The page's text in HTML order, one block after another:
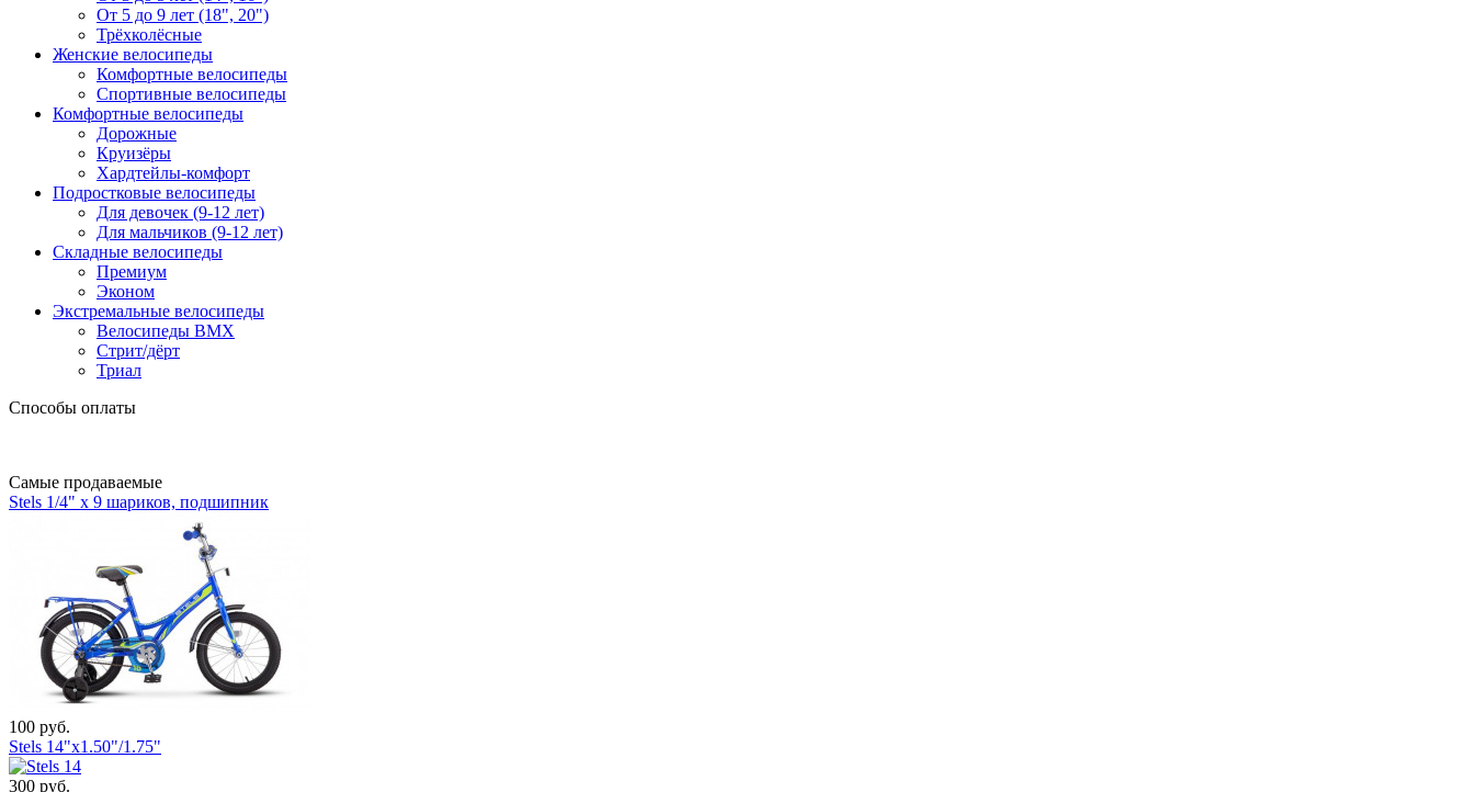
От 5 до 9 лет (18", 20")
Трёхколёсные
Женские велосипеды
Комфортные велосипеды
Спортивные велосипеды
Комфортные велосипеды
Дорожные
Круизёры
Хардтейлы-комфорт
Подростковые велосипеды
Для девочек (9-12 лет)
Для мальчиков (9-12 лет)
Складные велосипеды
Премиум
Эконом
Экстремальные велосипеды
Велосипеды BMX
Стрит/дёрт
Триал
Способы оплаты
Самые продаваемые
Stels 1/4" х 9 шариков, подшипник
100 руб.
Stels 14"x1.50"/1.75"
300 руб.